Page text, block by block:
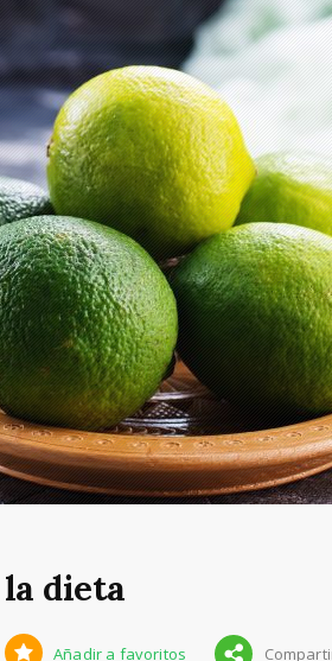
dieta
Añadir a favoritos